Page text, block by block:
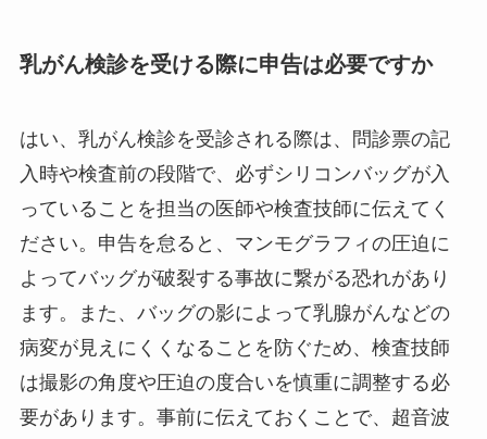
乳がん検診を受ける際に申告は必要ですか
はい、乳がん検診を受診される際は、問診票の記
入時や検査前の段階で、必ずシリコンバッグが入
っていることを担当の医師や検査技師に伝えてく
ださい。申告を怠ると、マンモグラフィの圧迫に
よってバッグが破裂する事故に繋がる恐れがあり
ます。また、バッグの影によって乳腺がんなどの
病変が見えにくくなることを防ぐため、検査技師
は撮影の角度や圧迫の度合いを慎重に調整する必
要があります。事前に伝えておくことで、超音波